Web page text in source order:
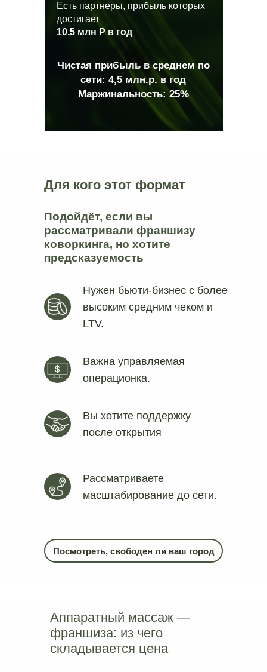
Есть партнеры, прибыль которых
достигает
10,5 млн Р в год
Чистая прибыль в среднем по
сети: 4,5 млн.р. в год
Маржинальность: 25%
Посмотреть, свободен ли ваш город
Для кого этот формат
Подойдёт, если вы
рассматривали франшизу
коворкинга, но хотите
предсказуемость
Нужен бьюти‑бизнес с более
высоким средним чеком и
LTV.
Рассматриваете
масштабирование до сети.
Важна управляемая
операционка.
Вы хотите поддержку
после открытия
Аппаратный массаж —
франшиза: из чего
складывается цена